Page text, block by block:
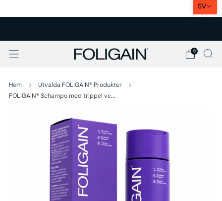
0
Hem
Utvalda FOLIGAIN® Produkter
FOLIGAIN® Schampo med trippel ve...
SV